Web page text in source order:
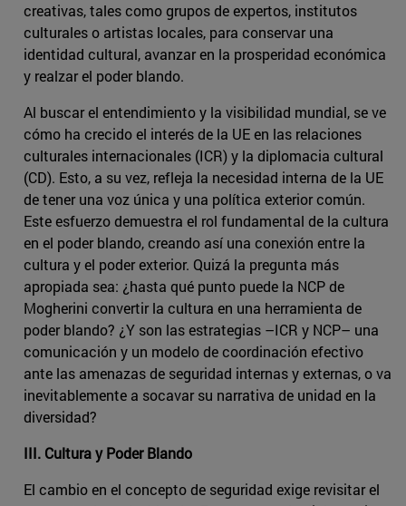
creativas, tales como grupos de expertos, institutos
culturales o artistas locales, para conservar una
identidad cultural, avanzar en la prosperidad económica
y realzar el poder blando.
Al buscar el entendimiento y la visibilidad mundial, se ve
cómo ha crecido el interés de la UE en las relaciones
culturales internacionales (ICR) y la diplomacia cultural
(CD). Esto, a su vez, refleja la necesidad interna de la UE
de tener una voz única y una política exterior común.
Este esfuerzo demuestra el rol fundamental de la cultura
en el poder blando, creando así una conexión entre la
cultura y el poder exterior. Quizá la pregunta más
apropiada sea: ¿hasta qué punto puede la NCP de
Mogherini convertir la cultura en una herramienta de
poder blando? ¿Y son las estrategias –ICR y NCP– una
comunicación y un modelo de coordinación efectivo
ante las amenazas de seguridad internas y externas, o va
inevitablemente a socavar su narrativa de unidad en la
diversidad?
III. Cultura y Poder Blando
El cambio en el concepto de seguridad exige revisitar el